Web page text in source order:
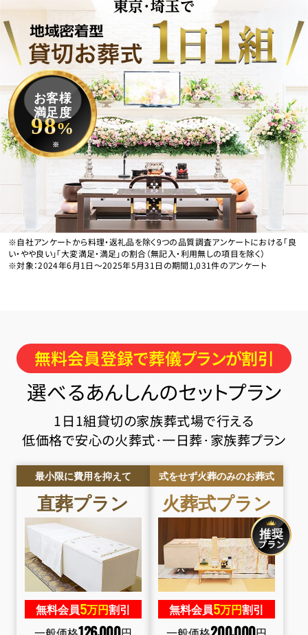
お客様
満足度
98%
※
※自社アンケートから料理・返礼品を除く9つの品質調査アンケートにおける「良
い・やや良い」「大変満足・満足」の割合（無記入・利用無しの項目を除く）
※対象：2024年6月1日〜2025年5月31日の期間1,031件のアンケート
無料会員登録で葬儀プランが割引
選べるあんしんのセットプラン
1日1組貸切の家族葬式場で行える
低価格で安心の火葬式･一日葬･家族葬プラン
最小限に費用を抑えて
直葬プラン
無料会員5万円割引
式をせず火葬のみのお葬式
火葬式プラン
無料会員5万円割引